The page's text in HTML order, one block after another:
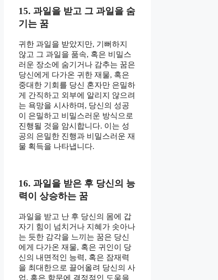
15. 과일을 받고 그 과일을 숨
기는 꿈
귀한 과일을 받았지만, 기뻐하지
않고 그 과일을 품속, 혹은 비밀스
러운 장소에 숨기거나 감추는 꿈은
당신에게 다가온 귀한 재물, 혹은
중대한 기회를 당신 혼자만 은밀하
게 간직하고 외부에 알리지 않으려
는 욕망을 시사하며, 당신의 성공
이 은밀하고 비밀스러운 방식으로
진행될 것을 암시합니다. 이는 성
공의 은밀한 진행과 비밀스러운 재
물 획득을 나타냅니다.
16. 과일을 받은 후 당신의 능
력이 상승하는 꿈
과일을 받고 난 후 당신의 몸에 갑
자기 힘이 넘치거나 지혜가 솟아나
는 듯한 감각을 느끼는 꿈은 당신
에게 다가온 재물, 혹은 귀인이 당
신의 내면적인 능력, 혹은 잠재력
을 최대한으로 끌어올려 당신의 사
업, 혹은 학문에 결정적인 도움을